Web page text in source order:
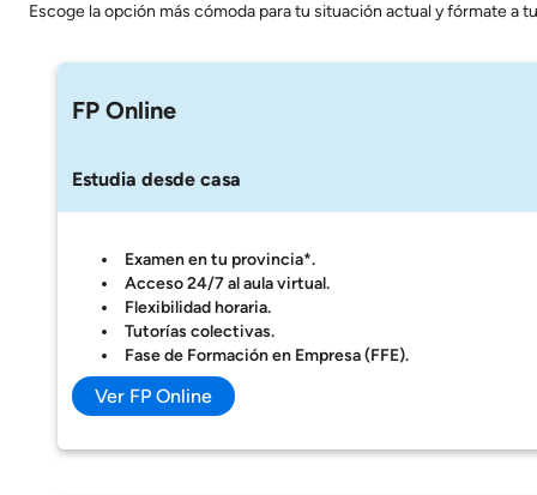
Escoge la opción más cómoda para tu situación actual y fórmate a
FP Online
Estudia desde casa
Examen en tu provincia*.
Acceso 24/7 al aula virtual.
Flexibilidad horaria.
Tutorías colectivas.
Fase de Formación en Empresa (FFE).
Ver FP Online